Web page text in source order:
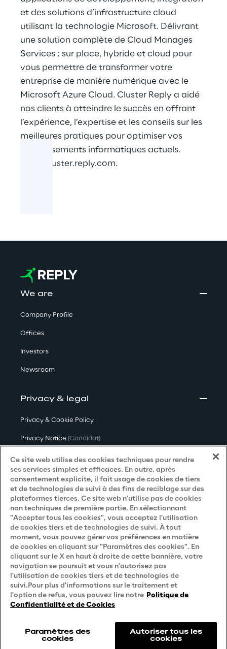
et des solutions d’infrastructure cloud
utilisant la technologie Microsoft. Délivrant
une solution complète de Cloud Manages
Services ; sur place, hybride et cloud pour
vous permettre de transformer votre
entreprise de manière numérique avec le
Microsoft Azure Cloud. Cluster Reply a aidé
nos clients à atteindre le succès en offrant
l’expérience, l’expertise et les conseils sur les
meilleures pratiques pour optimiser vos
investissements informatiques actuels.
www.cluster.reply.com.
We are
Company Profile
Offices
Investors
Newsroom
Privacy & legal
Privacy & Cookie Policy
Privacy Notice (Candidat)
Privacy Notice (Client)
Privacy Notice (Fournisseur)
Privacy Notice(Marketing)
Accessibility Statement
Careers
Contacts
Reply © 2026
Ce site web utilise des cookies techniques pour rendre
ses services simples et efficaces. En outre, après
consentement explicite, il fait usage de cookies de tiers
et de technologies de suivi à des fins de reciblage sur des
plateformes tierces. Ce site web n'utilise pas de cookies
non techniques de première partie. En sélectionnant
"Accepter tous les cookies", vous acceptez l'utilisation
de cookies tiers et de technologies de suivi. À tout
moment, vous pouvez gérer vos préférences en matière
de cookies en cliquant sur "Paramètres des cookies". En
cliquant sur le X en haut à droite de cette bannière, votre
navigation se poursuit et vous n'autorisez pas
l'utilisation de cookies tiers et de technologies de
suivi.Pour plus d'informations sur le traitement et
l'option de refus, vous pouvez lire notre Politique de
Confidentialité et de Cookies
Paramètres des
cookies
Autoriser tous les
cookies